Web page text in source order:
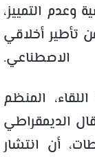
وعدم التمييز،
تأطير أخلاقي
المنظم
الديمقراطي
أن انتشار